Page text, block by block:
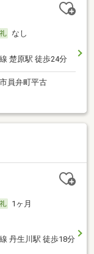
なし
楚原駅 徒歩24分
員弁町平古
1ヶ月
丹生川駅 徒歩18分